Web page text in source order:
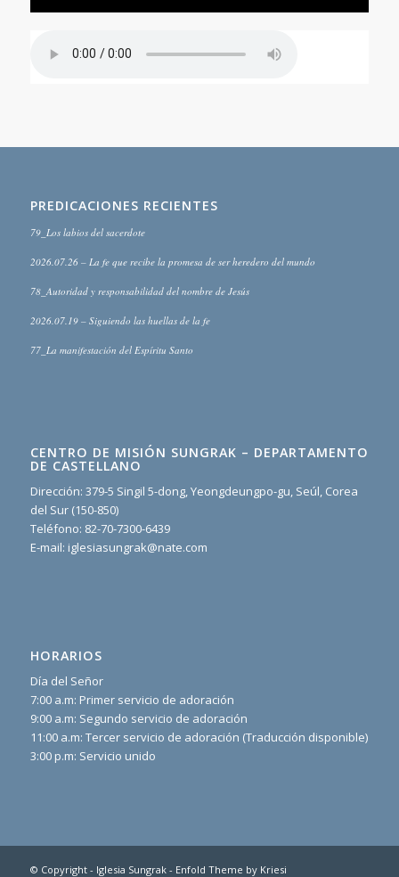
PREDICACIONES RECIENTES
79_Los labios del sacerdote
2026.07.26 – La fe que recibe la promesa de ser heredero del mundo
78_Autoridad y responsabilidad del nombre de Jesús
2026.07.19 – Siguiendo las huellas de la fe
77_La manifestación del Espíritu Santo
CENTRO DE MISIÓN SUNGRAK – DEPARTAMENTO
DE CASTELLANO
Dirección: 379-5 Singil 5-dong, Yeongdeungpo-gu, Seúl, Corea
del Sur (150-850)
Teléfono: 82-70-7300-6439
E-mail: iglesiasungrak@nate.com
HORARIOS
Día del Señor
7:00 a.m: Primer servicio de adoración
9:00 a.m: Segundo servicio de adoración
11:00 a.m: Tercer servicio de adoración (Traducción disponible)
3:00 p.m: Servicio unido
© Copyright - Iglesia Sungrak- Enfold Theme by Kriesi